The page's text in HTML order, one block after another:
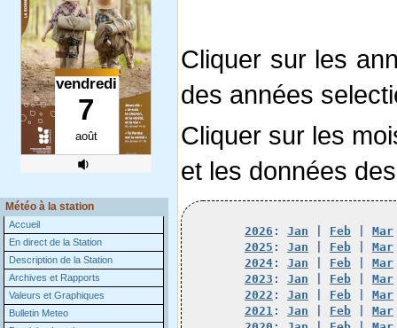
Météo à la station
Accueil
En direct de la Station
Description de la Station
Archives et Rapports
Valeurs et Graphiques
Bulletin Meteo
Cliquer sur les
des années
Cliquer sur les
et les données
2026 : Jan Feb Mar
2025 : Jan Feb Mar
2024 : Jan Feb Mar
2023 : Jan Feb Mar
2022 : Jan Feb Mar
2021 : Jan Feb Mar